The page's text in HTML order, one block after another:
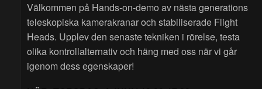
Välkommen på Hands‑on‑demo av nästa generations
teleskopiska kamerakranar och stabiliserade Flight
Heads. Upplev den senaste tekniken i rörelse, testa
olika kontrollalternativ och häng med oss när vi går
igenom dess egenskaper!